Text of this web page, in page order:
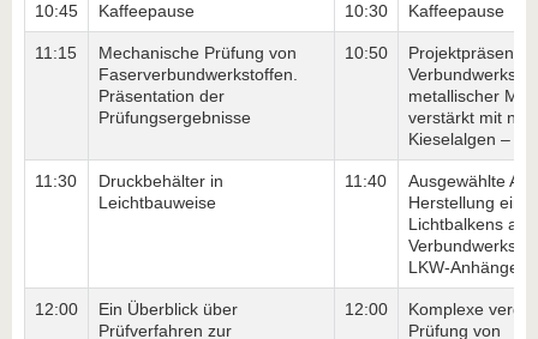
10:45 Kaffeepause 10:30 Kaffeepause
11:15
Mechanische Prüfung von
Faserverbundwerkstoffen.
Präsentation der
Prüfungsergebnisse
10:50
metallischer
verstärkt mit
Kieselalgen –
11:30
Druckbehälter in
Leichtbauweise
11:40
Ausgewählte
Herstellung
Lichtbalkens aus
LKW-Anhänger.
12:00
Ein Überblick über
Prüfverfahren zur
12:00
Komplexe
Prüfung von